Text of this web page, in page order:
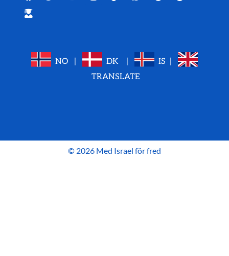
NO DK IS
TRANSLATE
© 2026 Med Israel för fred